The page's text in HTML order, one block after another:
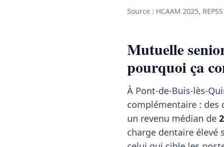
Source : HCAAM 2025,
Mutuelle
pourquoi ça
À Pont-de-Buis-lès-
complémentaire : des
un revenu médian de
charge dentaire élevé